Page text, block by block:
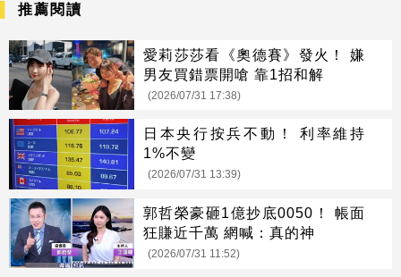
推薦閱讀
愛莉莎莎看《奧德賽》發火！ 嫌
男友買錯票開嗆 靠1招和解
(2026/07/31 17:38)
日本央行按兵不動！ 利率維持
1%不變
(2026/07/31 13:39)
郭哲榮豪砸1億抄底0050！ 帳面
狂賺近千萬 網喊：真的神
(2026/07/31 11:52)